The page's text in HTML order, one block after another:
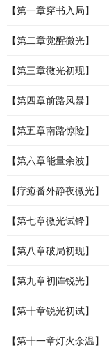
【第一章穿书入局】
【第二章觉醒微光】
【第三章微光初现】
【第四章前路风暴】
【第五章南路惊险】
【第六章能量余波】
【疗癒番外静夜微光】
【第七章微光试锋】
【第八章破局初现】
【第九章初阵锐光】
【第十章锐光初试】
【第十一章灯火余温】